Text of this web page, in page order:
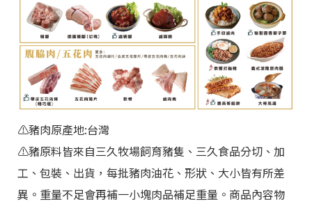
⚠️豬肉原產地:台灣
⚠️豬原料皆來自三久牧場飼育豬隻、三久食品分切、加
工、包裝、出貨，每批豬肉油花、形狀、大小皆有所差
異。重量不足會再補一小塊肉品補足重量。商品內容物